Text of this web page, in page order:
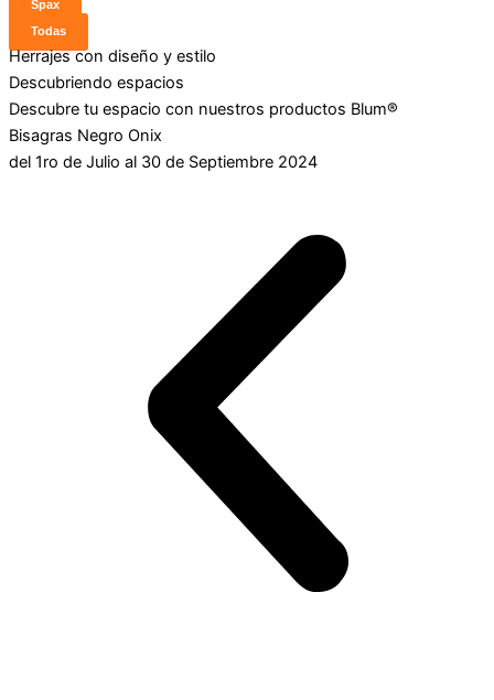
Spax
Todas
Herrajes con diseño y estilo
Descubriendo espacios
Descubre tu espacio con nuestros productos Blum®
Bisagras Negro Onix
del 1ro de Julio al 30 de Septiembre 2024